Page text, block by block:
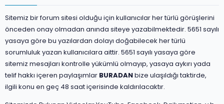
Sitemiz bir forum sitesi olduğu için kullanıcılar her türlü görüşlerini
önceden onay olmadan anında siteye yazabilmektedir. 5651 sayılı
yasaya göre bu yazılardan dolayı doğabilecek her türlü
sorumluluk yazan kullanıcılara aittir. 5651 sayılı yasaya göre
sitemiz mesajları kontrolle yükümlü olmayıp, yasaya aykırı yada
telif hakkı içeren paylaşımlar BURADANbize ulaşıldığı taktirde,
ilgili konu en geç 48 saat içerisinde kaldırılacaktır.